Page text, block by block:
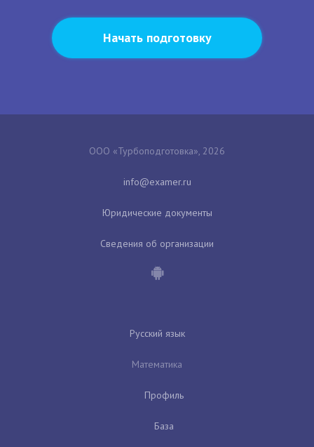
Начать подготовку
ООО «Турбоподготовка», 2026
Юридические документы
Сведения об организации
Русский язык
Математика
Профиль
База